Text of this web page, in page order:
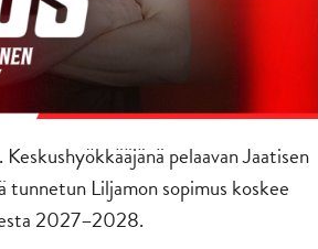
pelaavan Jaatisen
Liljamon sopimus koskee
2027–2028.